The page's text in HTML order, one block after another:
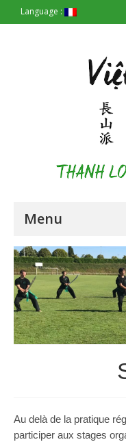
Language :
Menu
Accueil
Les Origines
Les Styles
Où Pratiquer
Blog
Au delà de la pratique
participer aux stages